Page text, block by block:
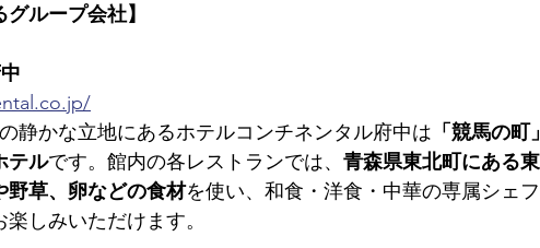
ループ会社】
静かな立地にあるホテルコンチネンタル府中は 「競馬の町
テルです。館内の各レストランでは、 青森県東北町にある
野草、卵などの食材を使い、和食・洋食・中華の専属シェ
しみいただけます。